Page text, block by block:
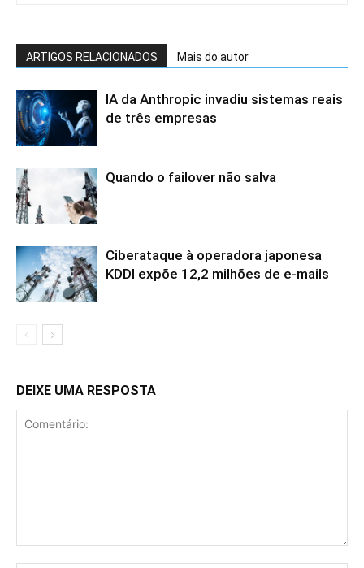
ARTIGOS RELACIONADOS Mais do autor
IA da Anthropic invadiu sistemas reais
de três empresas
Quando o failover não salva
Ciberataque à operadora japonesa
KDDI expõe 12,2 milhões de e-mails
DEIXE UMA RESPOSTA